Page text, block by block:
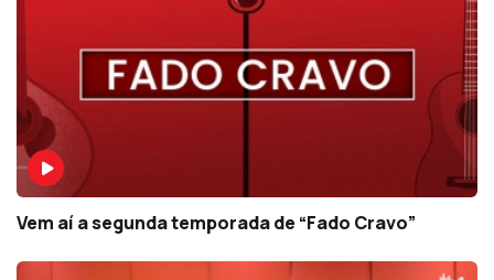
Vem aí a segunda temporada de “Fado Cravo”